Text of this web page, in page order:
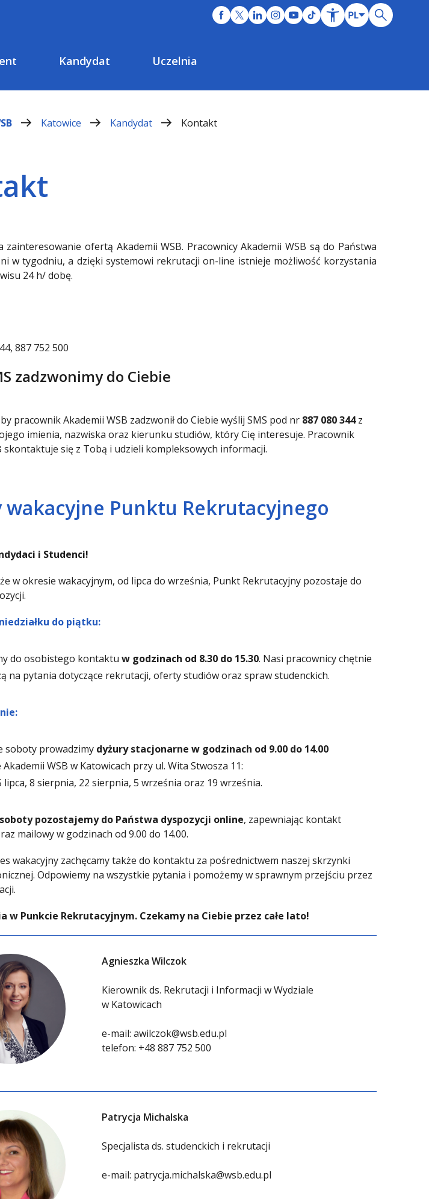
Kandydat Uczelnia
Katowice Kandydat Kontakt
zainteresowanie ofertą Akademii WSB. Pracownicy Akademii WSB są do Państwa
w tygodniu, a dzięki systemowi rekrutacji on-line istnieje możliwość korzystania
24 h/ dobę.
887 752 500
zadzwonimy do Ciebie
pracownik Akademii WSB zadzwonił do Ciebie wyślij SMS pod nr 887 080 344 z
imienia, nazwiska oraz kierunku studiów, który Cię interesuje. Pracownik
skontaktuje się z Tobą i udzieli kompleksowych informacji.
wakacyjne Punktu Rekrutacyjnego
i Studenci!
w okresie wakacyjnym, od lipca do września, Punkt Rekrutacyjny pozostaje do
do piątku:
do osobistego kontaktu w godzinach od 8.30 do 15.30. Nasi pracownicy chętnie
na pytania dotyczące rekrutacji, oferty studiów oraz spraw studenckich.
soboty prowadzimy dyżury stacjonarne w godzinach od 9.00 do 14.00
WSB w Katowicach przy ul. Wita Stwosza 11:
lipca, 8 sierpnia, 22 sierpnia, 5 września oraz 19 września.
pozostajemy do Państwa dyspozycji online, zapewniając kontakt
mailowy w godzinach od 9.00 do 14.00.
wakacyjny zachęcamy także do kontaktu za pośrednictwem naszej skrzynki
Odpowiemy na wszystkie pytania i pomożemy w sprawnym przejściu przez
w Punkcie Rekrutacyjnym. Czekamy na Ciebie przez całe lato!
Agnieszka Wilczok
Kierownik ds. Rekrutacji i Informacji w Wydziale
w Katowicach
e-mail: awilczok@wsb.edu.pl
telefon: +48 887 752 500
Patrycja Michalska
Specjalista ds. studenckich i rekrutacji
e-mail: patrycja.michalska@wsb.edu.pl